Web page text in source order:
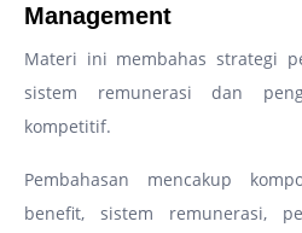
Management
Materi ini membahas strategi
sistem remunerasi dan
kompetitif.
Pembahasan mencakup
benefit, sistem remunerasi,